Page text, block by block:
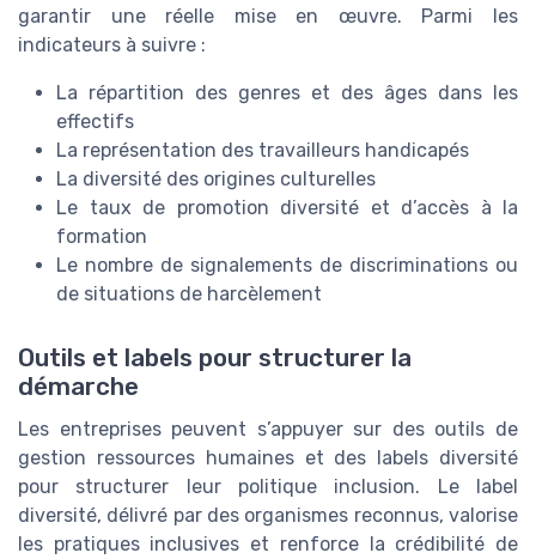
garantir une réelle mise en œuvre. Parmi les
indicateurs à suivre :
La répartition des genres et des âges dans les
effectifs
La représentation des travailleurs handicapés
La diversité des origines culturelles
Le taux de promotion diversité et d’accès à la
formation
Le nombre de signalements de discriminations ou
de situations de harcèlement
Outils et labels pour structurer la
démarche
Les entreprises peuvent s’appuyer sur des outils de
gestion ressources humaines et des labels diversité
pour structurer leur politique inclusion. Le label
diversité, délivré par des organismes reconnus, valorise
les pratiques inclusives et renforce la crédibilité de